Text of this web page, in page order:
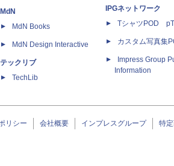
MdN
MdN Books
MdN Design Interactive
テックリブ
TechLib
IPGネットワーク
TシャツPOD
カスタム写真集
Impress Group
Information
リシー 会社概要 インプレスグループ 特